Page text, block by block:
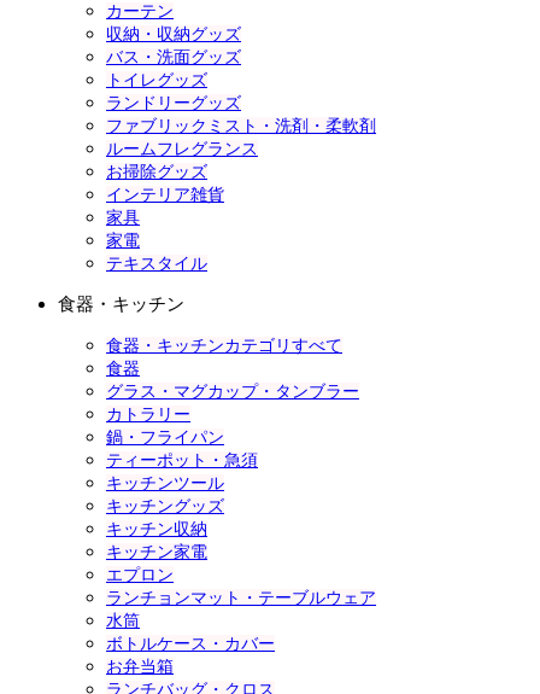
カーテン
収納・収納グッズ
バス・洗面グッズ
トイレグッズ
ランドリーグッズ
ファブリックミスト・洗剤・柔軟剤
ルームフレグランス
お掃除グッズ
インテリア雑貨
家具
家電
テキスタイル
食器・キッチン
食器・キッチンカテゴリすべて
食器
グラス・マグカップ・タンブラー
カトラリー
鍋・フライパン
ティーポット・急須
キッチンツール
キッチングッズ
キッチン収納
キッチン家電
エプロン
ランチョンマット・テーブルウェア
水筒
ボトルケース・カバー
お弁当箱
ランチバッグ・クロス